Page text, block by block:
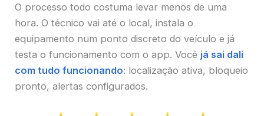
O processo todo costuma levar menos de uma
hora. O técnico vai até o local, instala o
equipamento num ponto discreto do veículo e já
testa o funcionamento com o app. Você já sai dali
com tudo funcionando: localização ativa, bloqueio
pronto, alertas configurados.